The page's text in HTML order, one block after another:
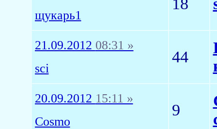
щукарь1
18
21.09.2012 08:31 »
sci
44
20.09.2012 15:11 »
Cosmo
9